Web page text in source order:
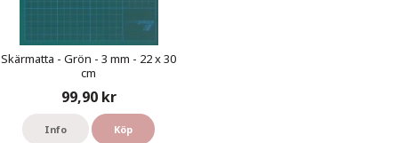
Skärmatta - Grön - 3 mm - 22 x 30
cm
99,90 kr
Info Köp